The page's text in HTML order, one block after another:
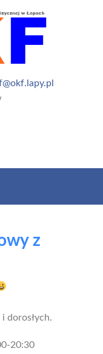
z
i dorosłych.
20:30